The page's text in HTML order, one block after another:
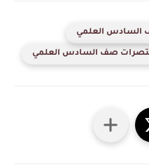
السادس العلمي
صف السادس العلمي